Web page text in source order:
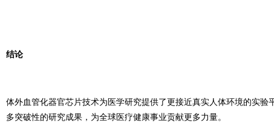
结论
体外血管化器官芯片技术为医学研究提供了更接近真实人体环境的实
多突破性的研究成果，为全球医疗健康事业贡献更多力量。